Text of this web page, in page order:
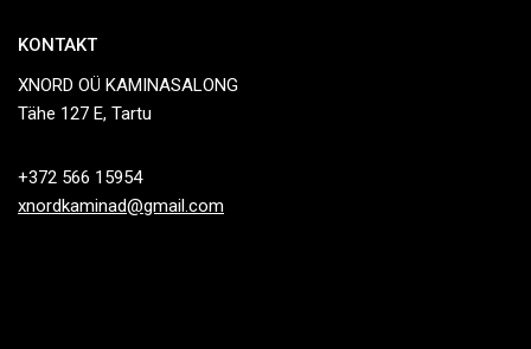
KONTAKT
XNORD OÜ KAMINASALONG
Tähe 127 E, Tartu
+372 566 15954
xnordkaminad@gmail.com